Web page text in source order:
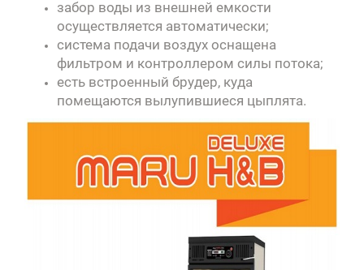
забор воды из внешней емкости
осуществляется автоматически;
система подачи воздух оснащена
фильтром и контроллером силы потока;
есть встроенный брудер, куда
помещаются вылупившиеся цыплята.